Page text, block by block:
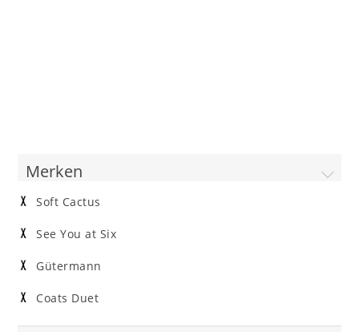
Merken
Soft Cactus
See You at Six
Gütermann
Coats Duet